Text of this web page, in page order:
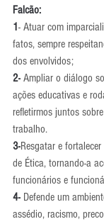
Falcão:
1- Atuar com
fatos, sempre
dos envolvidos;
2- Ampliar o diálogo
ações educativas e
refletirmos juntos
trabalho.
3-Resgatar e
de Ética, tornando-a
funcionários e
4- Defende um
assédio, racismo,